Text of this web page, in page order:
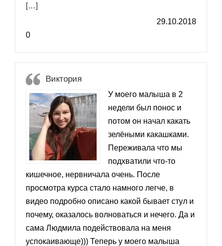
[…]«Мария»
29.10.2018
0
Виктория
У моего малыша в 2
недели был понос и
потом он начал какать
зелёными какашками.
Переживала что мы
подхватили что-то
кишечное, нервничала очень. После
просмотра курса стало намного легче, в
видео подробно описано какой бывает стул и
почему, оказалось волноваться и нечего. Да и
сама Людмила подействовала на меня
успокаивающе))) Теперь у моего малыша